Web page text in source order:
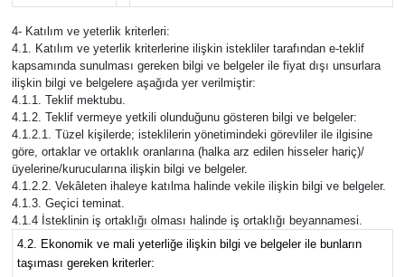
4- Katılım ve yeterlik kriterleri:
4.1. Katılım ve yeterlik kriterlerine ilişkin istekliler tarafından e-teklif
kapsamında sunulması gereken bilgi ve belgeler ile fiyat dışı unsurlara
ilişkin bilgi ve belgelere aşağıda yer verilmiştir:
4.1.1. Teklif mektubu.
4.1.2. Teklif vermeye yetkili olunduğunu gösteren bilgi ve belgeler:
4.1.2.1. Tüzel kişilerde; isteklilerin yönetimindeki görevliler ile ilgisine
göre, ortaklar ve ortaklık oranlarına (halka arz edilen hisseler hariç)/
üyelerine/kurucularına ilişkin bilgi ve belgeler.
4.1.2.2. Vekâleten ihaleye katılma halinde vekile ilişkin bilgi ve belgeler.
4.1.3. Geçici teminat.
4.1.4 İsteklinin iş ortaklığı olması halinde iş ortaklığı beyannamesi.
4.2. Ekonomik ve mali yeterliğe ilişkin bilgi ve belgeler ile bunların
taşıması gereken kriterler: